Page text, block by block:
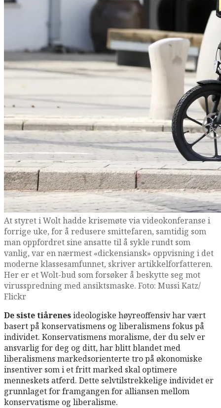
At styret i Wolt hadde krisemøte via videokonferanse i
forrige uke, for å redusere smittefaren, samtidig som
man oppfordret sine ansatte til å sykle rundt som
vanlig, var en nærmest «dickensiansk» oppvisning i det
moderne klassesamfunnet, skriver artikkelforfatteren.
Her er et Wolt-bud som forsøker å beskytte seg mot
virusspredning med ansiktsmaske. Foto: Mussi Katz/
Flickr
De siste tiårenesideologiske høyreoffensiv har vært
basert på konservatismens og liberalismens fokus på
individet. Konservatismens moralisme, der du selv er
ansvarlig for deg og ditt, har blitt blandet med
liberalismens markedsorienterte tro på økonomiske
insentiver som i et fritt marked skal optimere
menneskets atferd. Dette selvtilstrekkelige individet er
grunnlaget for framgangen for alliansen mellom
konservatisme og liberalisme.